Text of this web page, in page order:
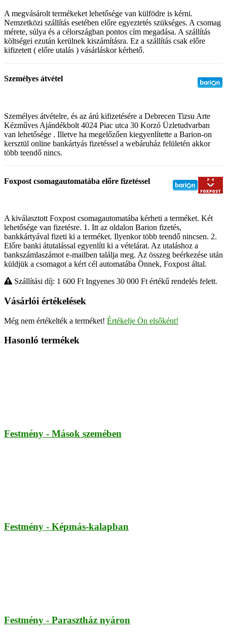
A megvásárolt termékeket lehetősége van külfödre is kérni.
Nemzetközi szállítás esetében előre egyeztetés szükséges. A csomag
mérete, súlya és a célországban pontos cím megadása. A szállítás
költségei ezután kerülnek kiszámításra. Ez a szállítás csak előre
kifizetett ( előre utalás ) vásárláskor kérhető.
Személyes átvétel
Személyes átvételre, és az árú kifizetésére a Debrecen Tizsu Arte
Kézműves Ajándékbolt 4024 Piac utca 30 Korzó Üzletudvarban
van lehetősége . Illetve ha megelőzően kiegyenlítette a Barion-on
kersztül online bankártyás fizetéssel a webáruház felületén akkor
több teendő nincs.
Foxpost csomagautomatába előre fizetéssel
A kiválasztott Foxpost csomagautomatába kérheti a terméket. Két
lehetősége van fizetésre. 1. Itt az oldalon Barion fizetés,
bankkártyával fizeti ki a terméket. Ilyenkor több teendő nincsen. 2.
Előre banki átutalással egyenlíti ki a vételárat. Az utaláshoz a
bankszámlaszámot e-mailben találja meg. Az összeg beérkezése után
küldjük a csomagot a kért cél automatába Önnek, Foxpost által.
Szállítási díj: 1 600 Ft Ingyenes 30 000 Ft értékű rendelés felett.
Vásárlói értékelések
Még nem értékelték a terméket! Értékelje Ön elsőként!
Hasonló termékek
Festmény - Mások szemében
Festmény - Képmás-kalapban
Festmény - Parasztház nyáron